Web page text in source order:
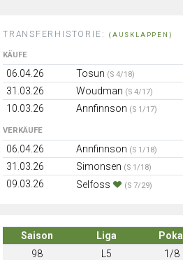
TRANSFERHISTORIE: (AUSKLAPPEN)
KÄUFE
06.04.26 Tosun (S 4/18)
31.03.26
Woudman (S 4/17)
10.03.26
Annfinnson (S 1/17)
VERKÄUFE
06.04.26 Annfinnson (S 1/18)
31.03.26
Simonsen (S 1/18)
09.03.26
Selfoss (S 7/29)
Saison Liga Pokal
98
L5 1/8